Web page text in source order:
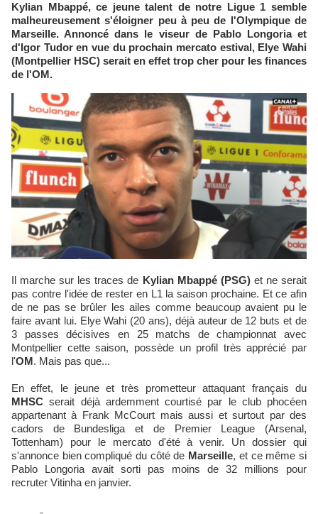
Kylian Mbappé, ce jeune talent de notre Ligue 1 semble
malheureusement s'éloigner peu à peu de l'Olympique de
Marseille. Annoncé dans le viseur de Pablo Longoria et
d'Igor Tudor en vue du prochain mercato estival, Elye Wahi
(Montpellier HSC) serait en effet trop cher pour les finances
de l'OM.
Il marche sur les traces de Kylian Mbappé (PSG)et ne serait
pas contre l'idée de rester en L1 la saison prochaine. Et ce afin
de ne pas se brûler les ailes comme beaucoup avaient pu le
faire avant lui. Elye Wahi (20 ans), déjà auteur de 12 buts et de
3 passes décisives en 25 matchs de championnat avec
Montpellier cette saison, possède un profil très apprécié par
l'OM. Mais pas que...
En effet, le jeune et très prometteur attaquant français du
MHSC serait déjà ardemment courtisé par le club phocéen
appartenant à Frank McCourt mais aussi et surtout par des
cadors de Bundesliga et de Premier League (Arsenal,
Tottenham) pour le mercato d'été à venir. Un dossier qui
s'annonce bien compliqué du côté de Marseille, et ce même si
Pablo Longoria avait sorti pas moins de 32 millions pour
recruter Vitinha en janvier.